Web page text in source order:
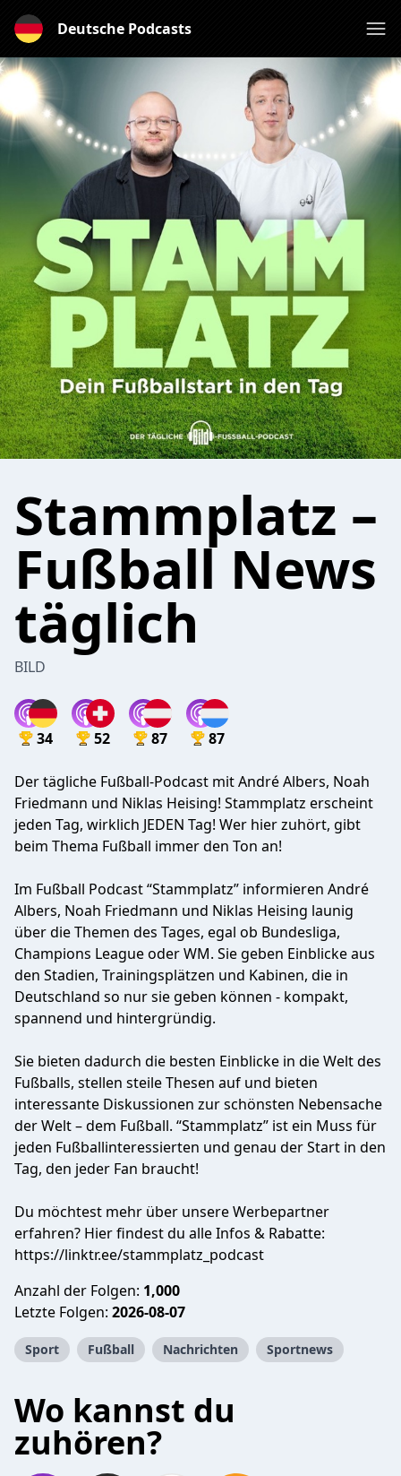
Deutsche Podcasts
Stammplatz –
Fußball News
täglich
BILD
34 52 87 87
Der tägliche Fußball-Podcast mit André Albers, Noah
Friedmann und Niklas Heising! Stammplatz erscheint
jeden Tag, wirklich JEDEN Tag! Wer hier zuhört, gibt
beim Thema Fußball immer den Ton an!
Im Fußball Podcast “Stammplatz” informieren André
Albers, Noah Friedmann und Niklas Heising launig
über die Themen des Tages, egal ob Bundesliga,
Champions League oder WM. Sie geben Einblicke aus
den Stadien, Trainingsplätzen und Kabinen, die in
Deutschland so nur sie geben können - kompakt,
spannend und hintergründig.
Sie bieten dadurch die besten Einblicke in die Welt des
Fußballs, stellen steile Thesen auf und bieten
interessante Diskussionen zur schönsten Nebensache
der Welt – dem Fußball. “Stammplatz” ist ein Muss für
jeden Fußballinteressierten und genau der Start in den
Tag, den jeder Fan braucht!
Du möchtest mehr über unsere Werbepartner
erfahren? Hier findest du alle Infos & Rabatte:
https://linktr.ee/stammplatz_podcast
Anzahl der Folgen: 1,000
Letzte Folgen: 2026-08-07
Sport Fußball Nachrichten Sportnews
Wo kannst du
zuhören?